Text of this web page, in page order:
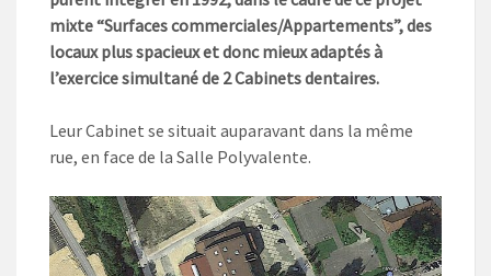
mixte “Surfaces commerciales/Appartements”, des
locaux plus spacieux et donc mieux adaptés à
l’exercice simultané de 2 Cabinets dentaires.
Leur Cabinet se situait auparavant dans la même
rue, en face de la Salle Polyvalente.